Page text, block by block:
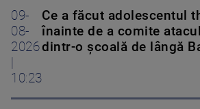
09-
08-
2026
10:23
Ce a făcut adolescentul
înainte de a comite
dintr-o școală de lângă